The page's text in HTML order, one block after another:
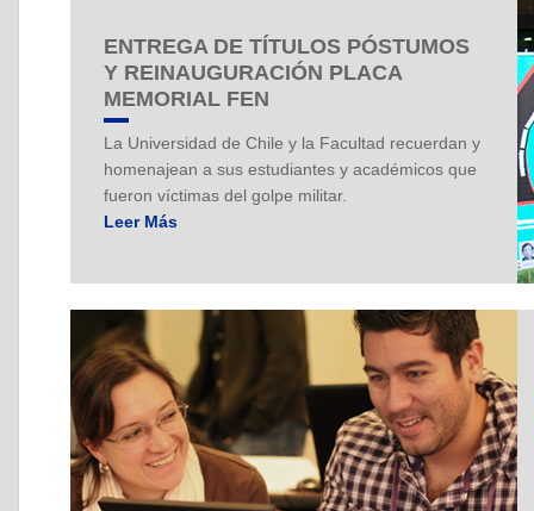
ENTREGA DE TÍTULOS PÓSTUMOS
Y REINAUGURACIÓN PLACA
MEMORIAL FEN
La Universidad de Chile y la Facultad recuerdan y
homenajean a sus estudiantes y académicos que
fueron víctimas del golpe militar.
Leer Más